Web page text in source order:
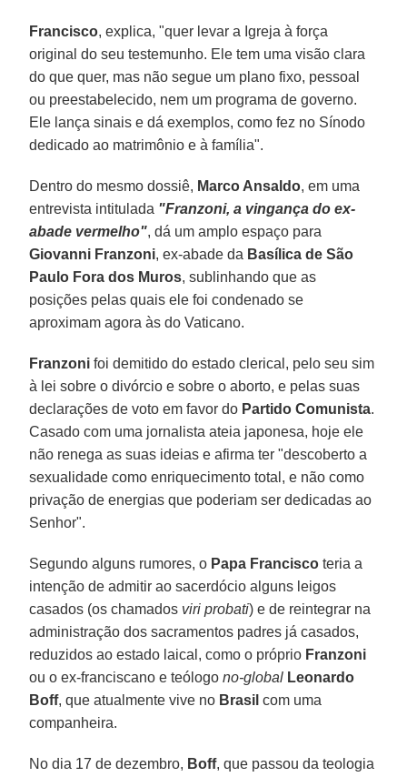
Francisco, explica, "quer levar a Igreja à força
original do seu testemunho. Ele tem uma visão clara
do que quer, mas não segue um plano fixo, pessoal
ou preestabelecido, nem um programa de governo.
Ele lança sinais e dá exemplos, como fez no Sínodo
dedicado ao matrimônio e à família".
Dentro do mesmo dossiê, Marco Ansaldo, em uma
entrevista intitulada "Franzoni, a vingança do ex-
abade vermelho", dá um amplo espaço para
Giovanni Franzoni, ex-abade da Basílica de São
Paulo Fora dos Muros, sublinhando que as
posições pelas quais ele foi condenado se
aproximam agora às do Vaticano.
Franzoni foi demitido do estado clerical, pelo seu sim
à lei sobre o divórcio e sobre o aborto, e pelas suas
declarações de voto em favor do Partido Comunista.
Casado com uma jornalista ateia japonesa, hoje ele
não renega as suas ideias e afirma ter "descoberto a
sexualidade como enriquecimento total, e não como
privação de energias que poderiam ser dedicadas ao
Senhor".
Segundo alguns rumores, o Papa Francisco teria a
intenção de admitir ao sacerdócio alguns leigos
casados (os chamados viri probati) e de reintegrar na
administração dos sacramentos padres já casados,
reduzidos ao estado laical, como o próprio Franzoni
ou o ex-franciscano e teólogono-global Leonardo
Boff, que atualmente vive no Brasil com uma
companheira.
No dia 17 de dezembro, Boff, que passou da teologia